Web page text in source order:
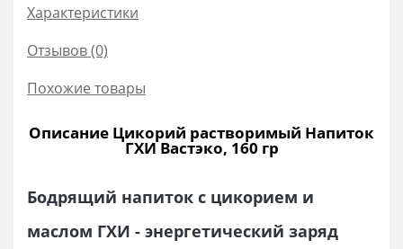
Характеристики
Отзывов (0)
Похожие товары
Описание Цикорий растворимый Напиток
ГХИ Вастэко, 160 гр
Бодрящий напиток с цикорием и
маслом ГХИ - энергетический заряд